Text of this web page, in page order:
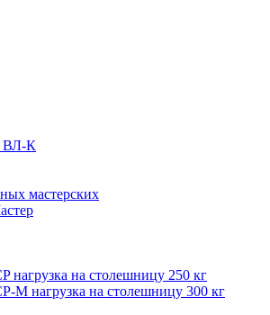
ВЛ-К
мастерских
нагрузка на столешницу 250 кг
М нагрузка на столешницу 300 кг